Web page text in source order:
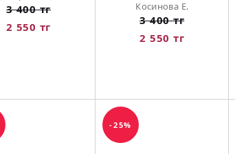
3 400 тг
2 550 тг
Косинова Е.
3 400 тг
2 550 тг
-25%